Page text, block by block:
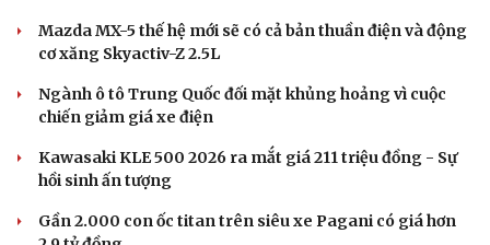
Mazda MX-5 thế hệ mới sẽ có cả bản thuần điện và động
cơ xăng Skyactiv-Z 2.5L
Ngành ô tô Trung Quốc đối mặt khủng hoảng vì cuộc
chiến giảm giá xe điện
Kawasaki KLE 500 2026 ra mắt giá 211 triệu đồng - Sự
hồi sinh ấn tượng
Gần 2.000 con ốc titan trên siêu xe Pagani có giá hơn